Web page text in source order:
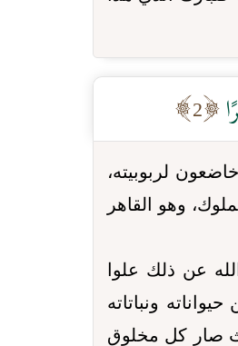
2
لربوبيته،
وهو القاهر
عن ذلك علوا
ونباتاته
صار كل مخلوق